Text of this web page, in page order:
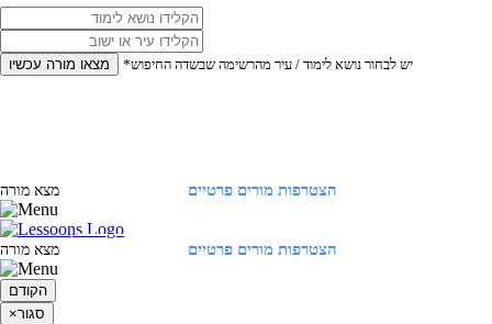
מצאו מורה עכשיו *יש לבחור נושא לימוד / עיר מהרשימה שבשדה החיפוש
הצטרפות מורים פרטיים מצא מורה
הצטרפות מורים פרטיים מצא מורה
הקודם
×סגור